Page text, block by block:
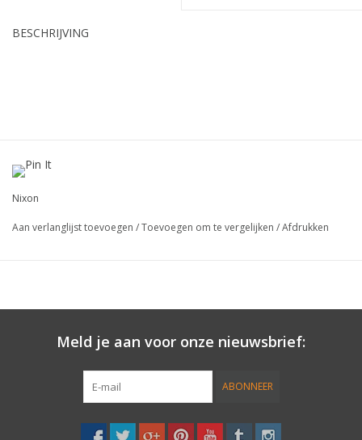
BESCHRIJVING
Nixon
Aan verlanglijst toevoegen /Toevoegen om te vergelijken /Afdrukken
Meld je aan voor onze nieuwsbrief:
ABONNEER